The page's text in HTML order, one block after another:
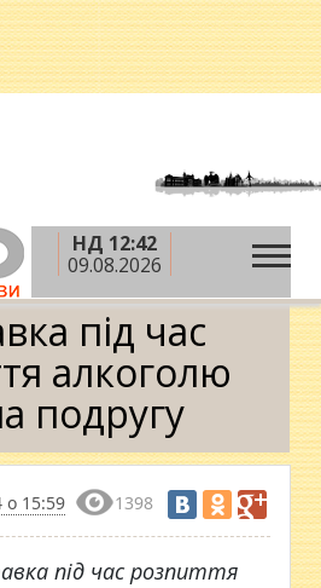
НД 12:42
09.08.2026
»
Полтавка під час розпиття
під час
алкоголю
подругу
о 15:59 1398
під час розпиття